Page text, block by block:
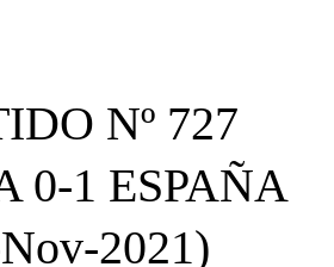
Nº 727
0-1 ESPAÑA
2021)